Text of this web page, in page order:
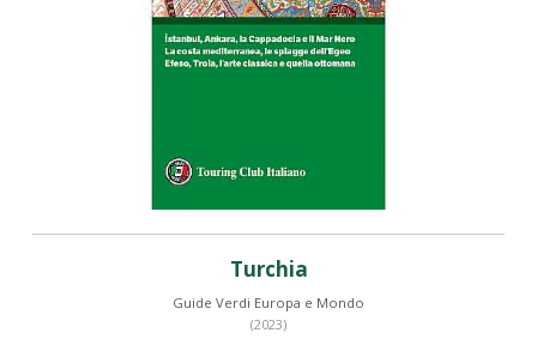
Turchia
Guide Verdi Europa e Mondo
(2023)